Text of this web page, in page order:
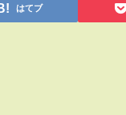
はてブ